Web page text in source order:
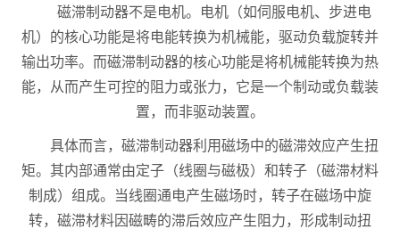
磁滞制动器不是电机。电机（如伺服电机、步进电
机）的核心功能是将电能转换为机械能，驱动负载旋转并
输出功率。而磁滞制动器的核心功能是将机械能转换为热
能，从而产生可控的阻力或张力，它是一个制动或负载装
置，而非驱动装置。
具体而言，磁滞制动器利用磁场中的磁滞效应产生扭
矩。其内部通常由定子（线圈与磁极）和转子（磁滞材料
制成）组成。当线圈通电产生磁场时，转子在磁场中旋
转，磁滞材料因磁畴的滞后效应产生阻力，形成制动扭